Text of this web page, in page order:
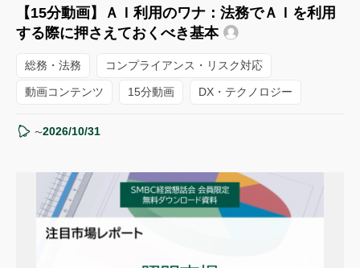
【15分動画】ＡＩ利用のワナ：法務でＡＩを利用
する際に押さえておくべき基本
総務・法務 コンプライアンス・リスク対応
動画コンテンツ 15分動画 DX・テクノロジー
〜2026/10/31